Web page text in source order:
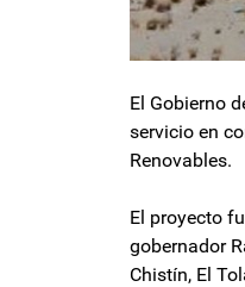
El Gobierno
servicio en
Renovables.
El proyecto
gobernador
Chistín, El